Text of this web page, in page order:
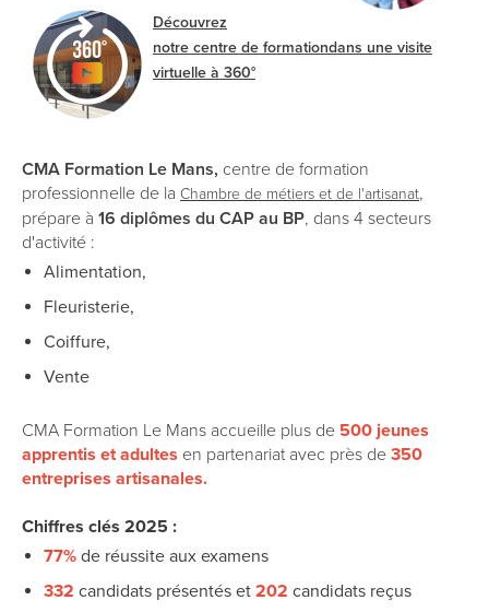
Découvrez
notre centre de formationdans une visite
virtuelle à 360°
CMA Formation Le Mans, centre de formation
professionnelle de la Chambre de métiers et de l'artisanat,
prépare à 16 diplômes du CAP au BP, dans 4 secteurs
d'activité :
Alimentation,
Fleuristerie,
Coiffure,
Vente
CMA Formation Le Mans accueille plus de 500 jeunes
apprentis et adultes en partenariat avec près de 350
entreprises artisanales.
Chiffres clés 2025 :
77% de réussite aux examens
332 candidats présentés et 202 candidats reçus